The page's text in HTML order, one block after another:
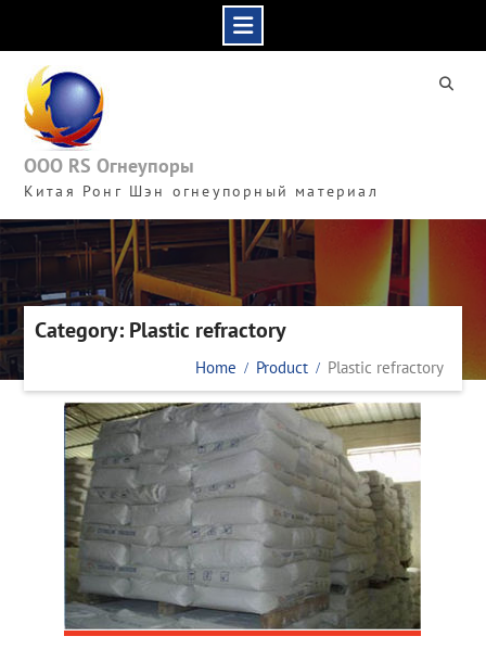
content
ООО RS Огнеупоры
Китая Ронг Шэн огнеупорный материал
Category: Plastic refractory
Home Product Plastic refractory